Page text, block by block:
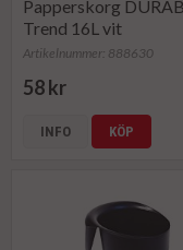
Papperskorg
Trend 16L vit
Artikelnummer: 888630
58 kr
INFO KÖP